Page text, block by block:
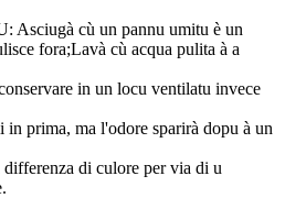
Asciugà cù un pannu umitu è ​​un
fora;Lavà cù acqua pulita à a
in un locu ventilatu invece
in prima, ma l'odore sparirà dopu à un
differenza di culore per via di u